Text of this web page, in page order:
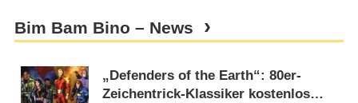
Bim Bam Bino – News
„Defenders of the Earth“: 80er-
Zeichentrick-Klassiker kostenlos